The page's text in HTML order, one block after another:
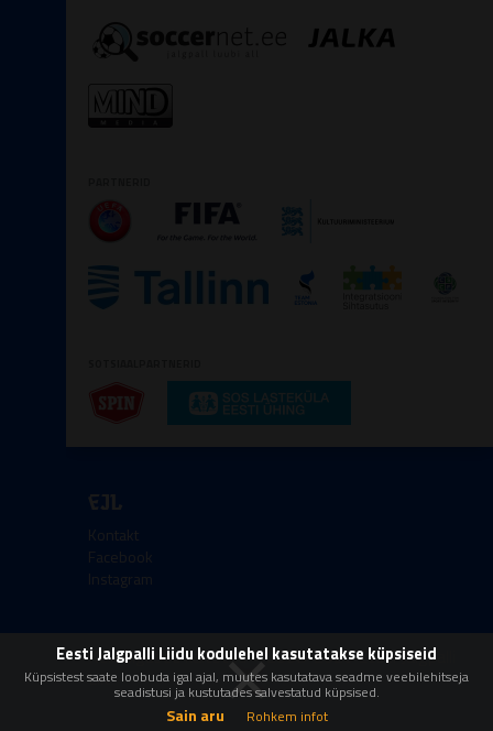
EJL
Kontakt
Facebook
Instagram
Kőik őigused kaitstud © 2008-2026 Eesti Jalgpalli
Liit
×
Eesti Jalgpalli Liidu kodulehel kasutatakse küpsiseid
Küpsistest saate loobuda igal ajal, muutes kasutatava seadme veebilehitseja
seadistusi ja kustutades salvestatud küpsised.
Sain aru Rohkem infot